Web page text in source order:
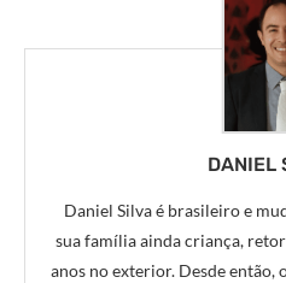
DANIEL
Daniel Silva é brasileiro e
sua família ainda criança,
anos no exterior. Desde então,